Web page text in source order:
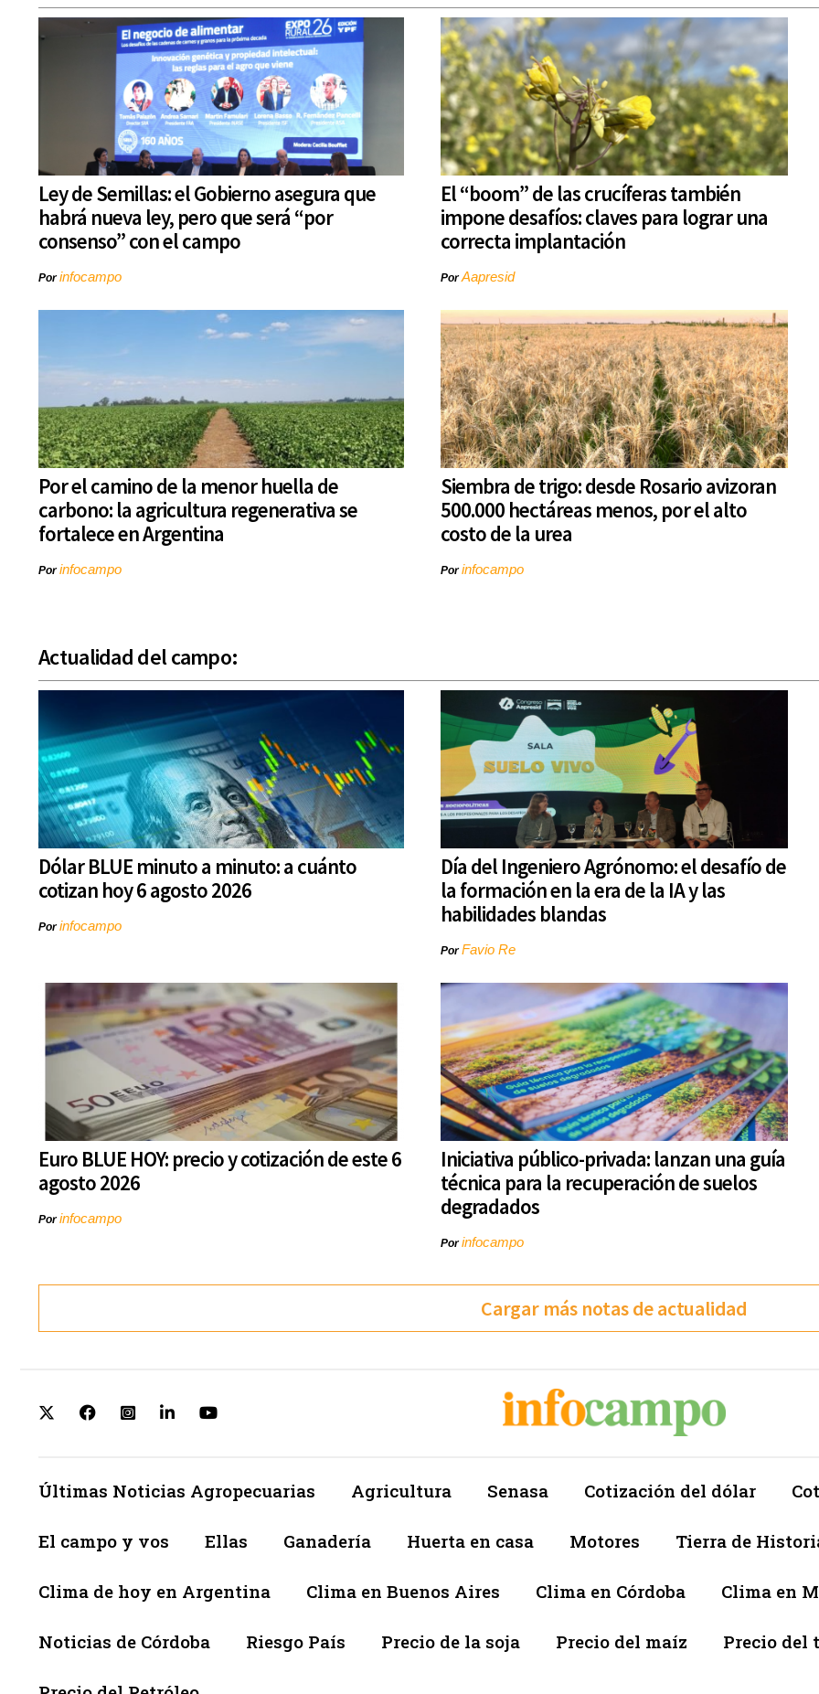
Ley de Semillas: el Gobierno asegura que
habrá nueva ley, pero que será “por
consenso” con el campo
Porinfocampo
El “boom” de las crucíferas también
impone desafíos: claves para lograr una
correcta implantación
PorAapresid
Por el camino de la menor huella de
carbono: la agricultura regenerativa se
fortalece en Argentina
Porinfocampo
Siembra de trigo: desde Rosario avizoran
500.000 hectáreas menos, por el alto
costo de la urea
Porinfocampo
Actualidad del campo:
Dólar BLUE minuto a minuto: a cuánto
cotizan hoy 6 agosto 2026
Porinfocampo
Día del Ingeniero Agrónomo: el desafío de
la formación en la era de la IA y las
habilidades blandas
PorFavio Re
Euro BLUE HOY: precio y cotización de este 6
agosto 2026
Porinfocampo
Iniciativa público-privada: lanzan una guía
técnica para la recuperación de suelos
degradados
Porinfocampo
Cargar más notas de actualidad
Últimas Noticias Agropecuarias Agricultura Senasa Cotización del dólar
El campo y vos Ellas Ganadería Huerta en casa Motores Tierra de
Clima de hoy en Argentina Clima en Buenos Aires Clima en Córdoba Clima en
Noticias de Córdoba Riesgo País Precio de la soja Precio del maíz Precio del